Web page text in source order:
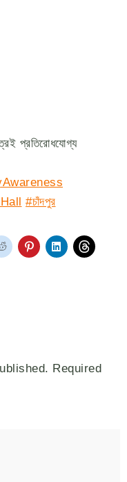
প্রতিরোধযোগ্য
#চাঁদপুর
Required